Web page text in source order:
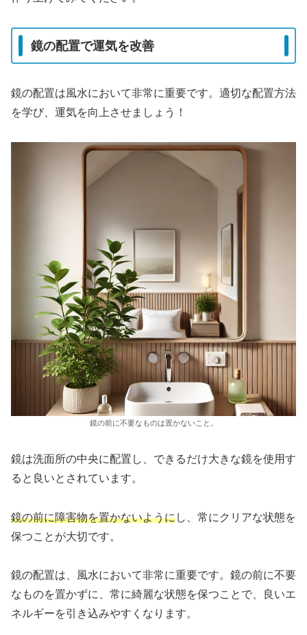
鏡の配置で運気を改善
鏡の配置は風水において非常に重要です。適切な配置方法
を学び、運気を向上させましょう！
鏡の前に不要なものは置かないこと。
鏡は洗面所の中央に配置し、できるだけ大きな鏡を使用す
ると良いとされています。
鏡の前に障害物を置かないようにし、常にクリアな状態を
保つことが大切です。
鏡の配置は、風水において非常に重要です。鏡の前に不要
なものを置かずに、常に綺麗な状態を保つことで、良いエ
ネルギーを引き込みやすくなります。